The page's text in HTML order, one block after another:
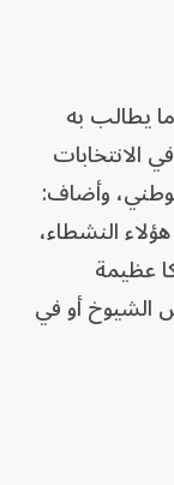
يطالب به
الانتخابات
وأضاف:
النشطاء،
عظيمة
الشيوخ أو في